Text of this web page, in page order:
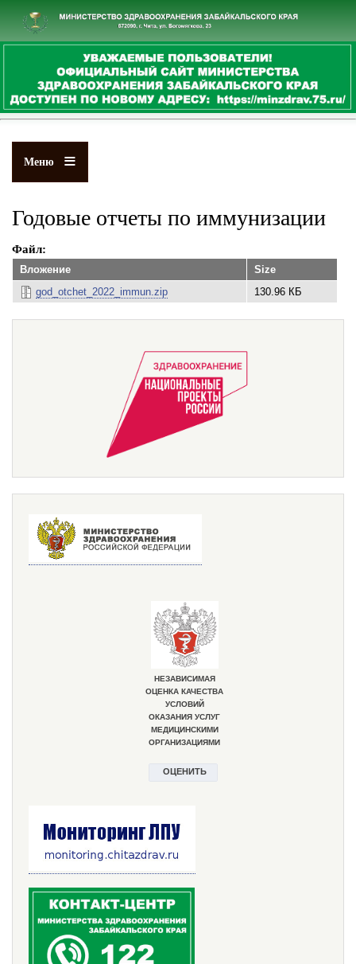
к
основному
содержанию
Меню
Годовые отчеты по иммунизации
Файл
Вложение
Size
god_otchet_2022_immun.zip
130.96 КБ